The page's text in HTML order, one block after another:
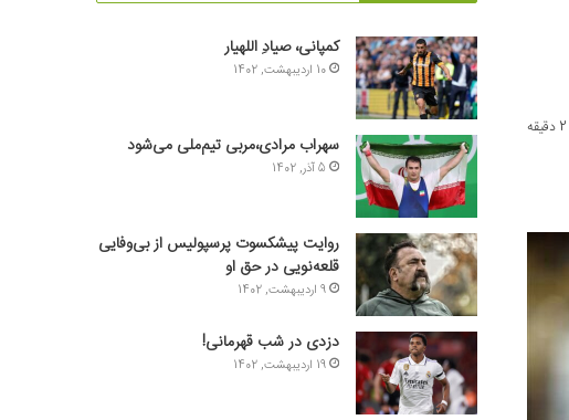
کمپانی، صیادِ اللهیار
10 اردیبهشت, 1402
سهراب مرادی،مربی تیم‌ملی می‌شود
5 آذر, 1402
روایت پیشکسوت پرسپولیس از بی‌وفایی
قلعه‌نویی در حق او
9 اردیبهشت, 1402
دزدی در شب قهرمانی!
19 اردیبهشت, 1402